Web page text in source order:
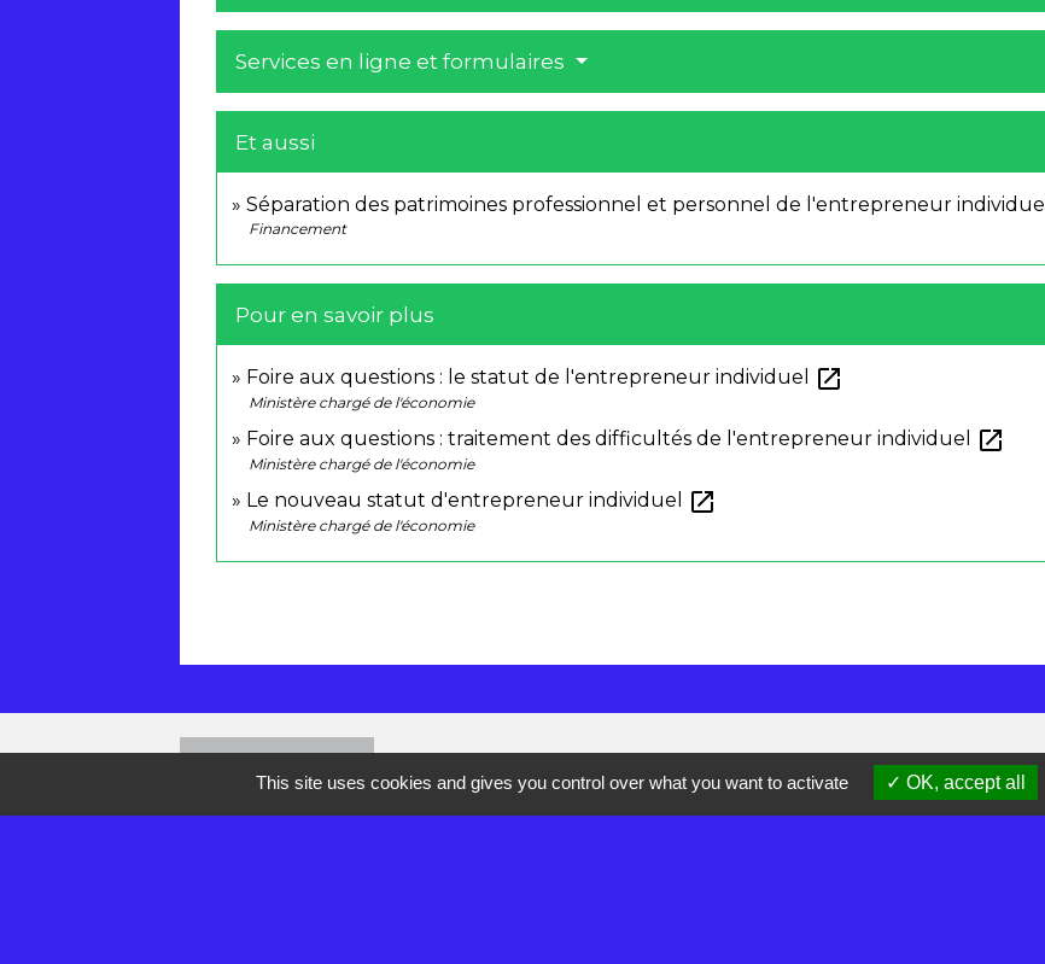
Services en ligne et formulaires
Et aussi
Séparation des patrimoines professionnel et personnel de l'entrepreneur individuel
Financement
Pour en savoir plus
Foire aux questions : le statut de l'entrepreneur individuel open_in_new
Ministère chargé de l'économie
Foire aux questions : traitement des difficultés de l'entrepreneur individuel open_in_new
Ministère chargé de l'économie
Le nouveau statut d'entrepreneur individuel open_in_new
Ministère chargé de l'économie
Contacts
Mairie de Réau
This site uses cookies and gives you control over what you want to activate OK, accept all